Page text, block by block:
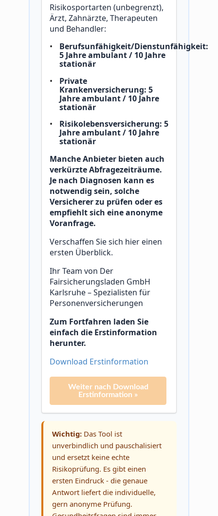
Risikosportarten (unbegrenzt),
Ärzt, Zahnärzte, Therapeuten
und Behandler:
Berufsunfähigkeit/Dienstunfähigkeit:
5 Jahre ambulant / 10 Jahre
stationär
Private
Krankenversicherung: 5
Jahre ambulant / 10 Jahre
stationär
Risikolebensversicherung: 5
Jahre ambulant / 10 Jahre
stationär
Manche Anbieter bieten auch
verkürzte Abfragezeiträume.
Je nach Diagnosen kann es
notwendig sein, solche
Versicherer zu prüfen oder es
empfiehlt sich eine anonyme
Voranfrage.
Verschaffen Sie sich hier einen
ersten Überblick.
Ihr Team von Der
Fairsicherungsladen GmbH
Karlsruhe – Spezialisten für
Personenversicherungen
Zum Fortfahren laden Sie
einfach die Erstinformation
herunter.
Download Erstinformation
Weiter nach Download
Erstinformation »
Wichtig: Das Tool ist
unverbindlich und pauschalisiert
und ersetzt keine echte
Risikoprüfung. Es gibt einen
ersten Eindruck - die genaue
Antwort liefert die individuelle,
gern anonyme Prüfung.